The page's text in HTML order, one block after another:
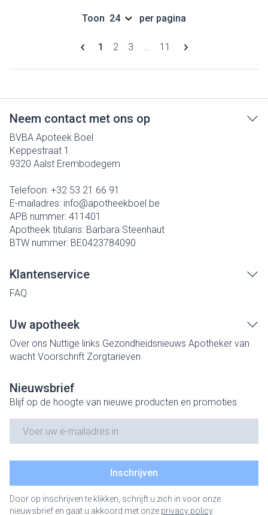
Pagina's
U lees momenteel pagina
1 Pagina
2 Pagina
3 ... Pagina
11
Toon per pagina
Neem contact met ons op
BVBA Apoteek Boel
Keppestraat 1
9320 Aalst Erembodegem
Telefoon: +32 53 21 66 91
E-mailadres: info@apotheekboel.be
APB nummer: 411401
Apotheek titularis: Barbara Steenhaut
BTW nummer: BE0423784090
Klantenservice
FAQ
Uw apotheek
Over ons Nuttige links Gezondheidsnieuws Apotheker van
wacht Voorschrift Zorgtarieven
Nieuwsbrief
Blijf op de hoogte van nieuwe producten en promoties
Inschrijven
Door op inschrijven te klikken, schrijft u zich in voor onze
nieuwsbrief en gaat u akkoord met onze privacy policy.